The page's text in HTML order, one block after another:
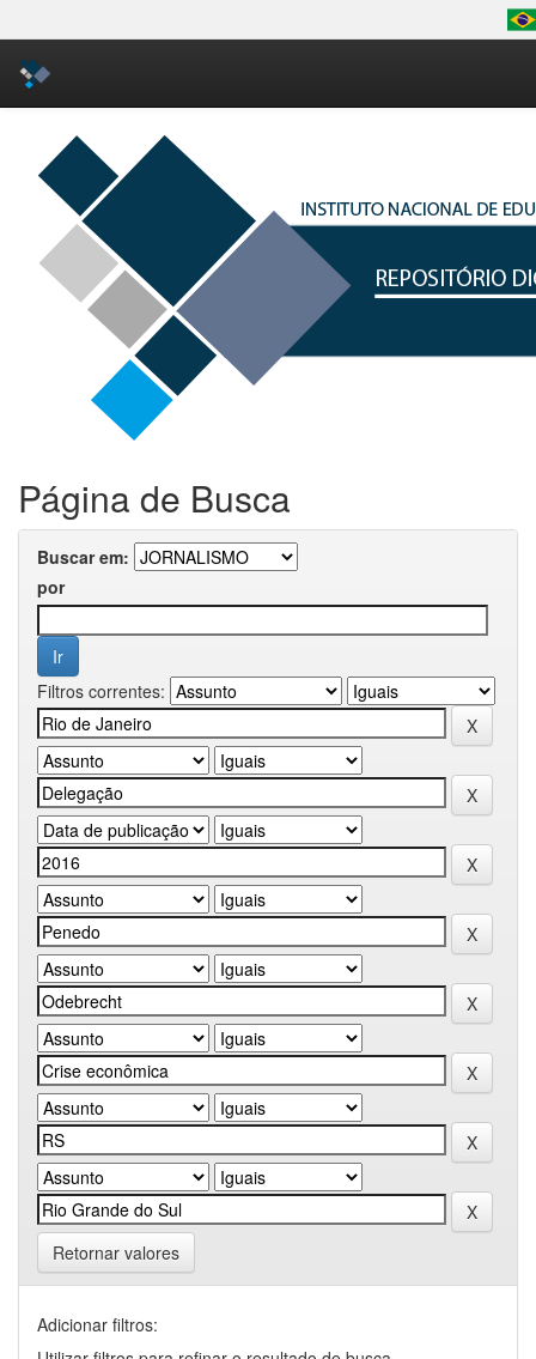
Skip
navigation
Página de Busca
Buscar em:
por
Filtros correntes:
Retornar valores
Adicionar filtros: